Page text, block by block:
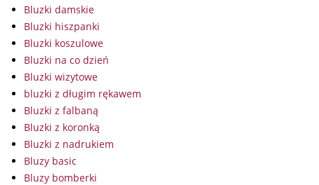
Bluzki damskie
Bluzki hiszpanki
Bluzki koszulowe
Bluzki na co dzień
Bluzki wizytowe
bluzki z długim rękawem
Bluzki z falbaną
Bluzki z koronką
Bluzki z nadrukiem
Bluzy basic
Bluzy bomberki